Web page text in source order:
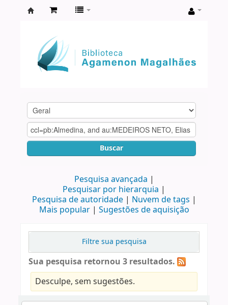
Agamenon
Magalhães
Buscar
Pesquisa avançada
Pesquisar por hierarquia
Pesquisa de autoridade
Nuvem de tags
Mais popular
Sugestões de aquisição
Filtre sua pesquisa
Sua pesquisa retornou 3 resultados.
Desculpe, sem sugestões.